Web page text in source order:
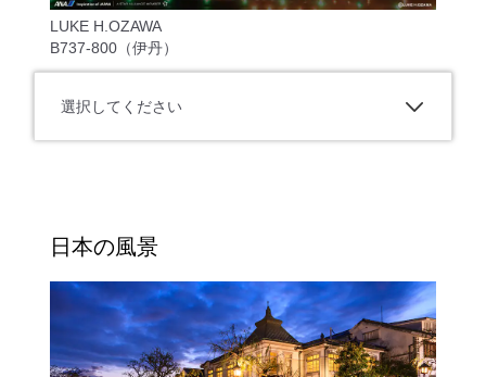
LUKE H.OZAWA
B737-800（伊丹）
選択してください
日本の風景